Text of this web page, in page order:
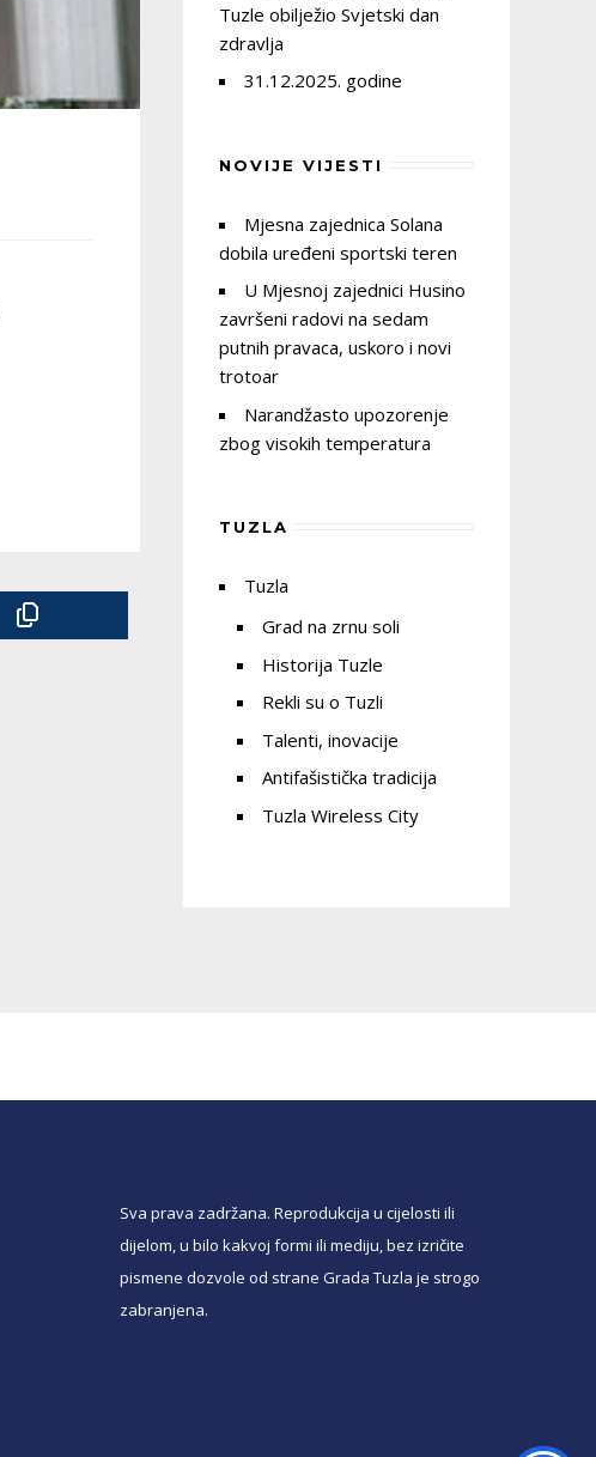
Tuzle obilježio Svjetski dan
zdravlja
31.12.2025. godine
NOVIJE VIJESTI
Mjesna zajednica Solana
dobila uređeni sportski teren
U Mjesnoj zajednici Husino
završeni radovi na sedam
putnih pravaca, uskoro i novi
trotoar
Narandžasto upozorenje
zbog visokih temperatura
TUZLA
Tuzla
Grad na zrnu soli
Historija Tuzle
Rekli su o Tuzli
Talenti, inovacije
Antifašistička tradicija
Tuzla Wireless City
Sva prava zadržana. Reprodukcija u cijelosti ili
dijelom, u bilo kakvoj formi ili mediju, bez izričite
pismene dozvole od strane Grada Tuzla je strogo
zabranjena.